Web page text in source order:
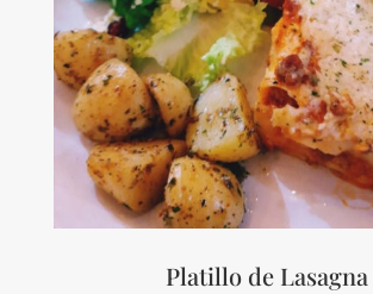
Platillo de Lasagna